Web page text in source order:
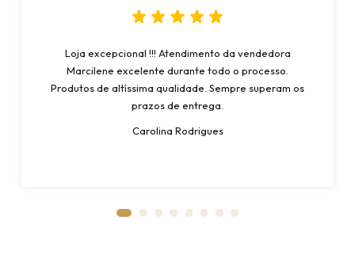
Loja excepcional !!! Atendimento da vendedora
Marcilene excelente durante todo o processo.
Produtos de altíssima qualidade. Sempre superam os
prazos de entrega.
Carolina Rodrigues